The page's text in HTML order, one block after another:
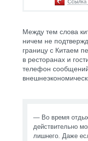
Ссылка
Между тем слова
ничем не
границу с Китаем
в ресторанах и
телефон
— Во время
действительно
лишнего. Даже